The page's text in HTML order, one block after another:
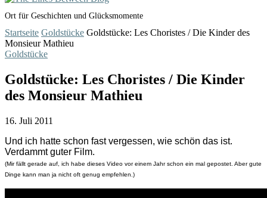
Ort für Geschichten und Glücksmomente
Startseite Goldstücke Goldstücke: Les Choristes / Die Kinder des
Monsieur Mathieu
Goldstücke
Goldstücke: Les Choristes / Die Kinder
des Monsieur Mathieu
16. Juli 2011
Und ich hatte schon fast vergessen, wie schön das ist.
Verdammt guter Film.
(Mir fällt gerade auf, ich habe dieses Video vor einem Jahr schon ein mal gepostet. Aber gute
Dinge kann man ja nicht oft genug empfehlen.)